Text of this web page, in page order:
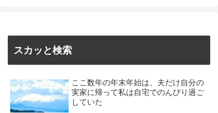
スカッと検索
ここ数年の年末年始は、夫だけ自分の
実家に帰って私は自宅でのんびり過ご
していた